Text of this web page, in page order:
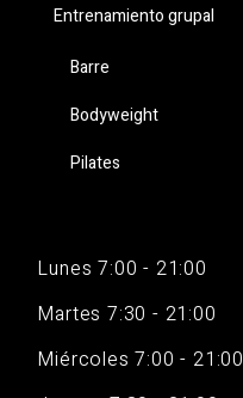
Entrenamiento grupal
Barre
Bodyweight
Pilates
Lunes 7:00 - 21:00
Martes 7:30 - 21:00
Miércoles 7:00 - 21:00